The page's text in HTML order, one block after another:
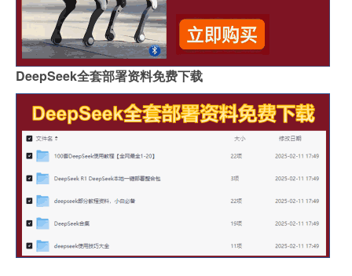
DeepSeek全套部署资料免费下载